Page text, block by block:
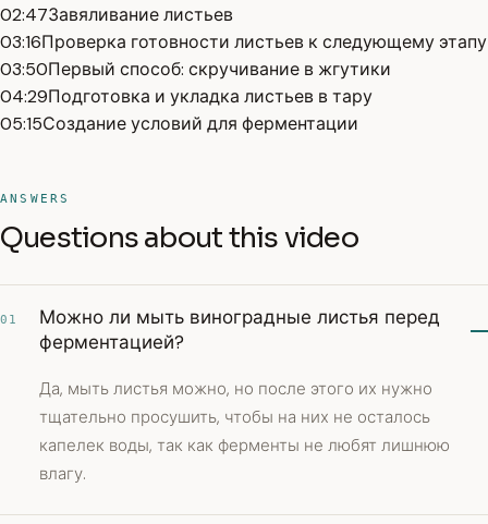
02:47Завяливание листьев
03:16Проверка готовности листьев к следующему этапу
03:50Первый способ: скручивание в жгутики
04:29Подготовка и укладка листьев в тару
05:15Создание условий для ферментации
ANSWERS
Questions about this video
01
Можно ли мыть виноградные листья перед
ферментацией?
Да, мыть листья можно, но после этого их нужно
тщательно просушить, чтобы на них не осталось
капелек воды, так как ферменты не любят лишнюю
влагу.